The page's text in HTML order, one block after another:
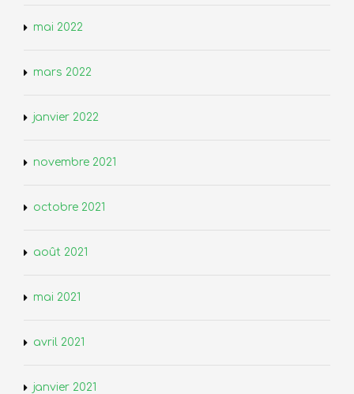
mai 2022
mars 2022
janvier 2022
novembre 2021
octobre 2021
août 2021
mai 2021
avril 2021
janvier 2021